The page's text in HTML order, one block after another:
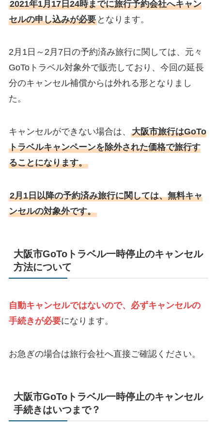
2021年1月17日24時までに旅行予約会社へキャン
セルの申し込みが必要となります。
2月1日～2月7日の予約済み旅行に関しては、元々
GoToトラベル対象外で販売しており、今回の延長
分のキャンセル補償からは外れる形となりまし
た。
キャンセルができない場合は、 大阪市旅行はGoTo
トラベルキャンペーンを除外された価格で旅行す
ることになります。
2月1日以降の予約済み旅行に関しては、無料キャ
ンセルの対象外です。
大阪市GoToトラベル一時停止のキャンセル
方法について
自動キャンセルではないので、必ずキャンセルの
手続きが必要になります。
お急ぎの場合は旅行会社へ直接ご確認ください。
大阪市GoToトラベル一時停止のキャンセル
手続きはいつまで？